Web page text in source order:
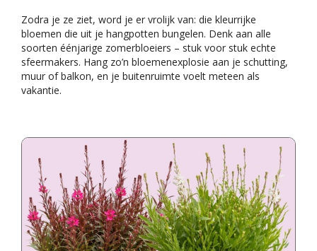
Zodra je ze ziet, word je er vrolijk van: die kleurrijke
bloemen die uit je hangpotten bungelen. Denk aan alle
soorten éénjarige zomerbloeiers – stuk voor stuk echte
sfeermakers. Hang zo’n bloemenexplosie aan je schutting,
muur of balkon, en je buitenruimte voelt meteen als
vakantie.